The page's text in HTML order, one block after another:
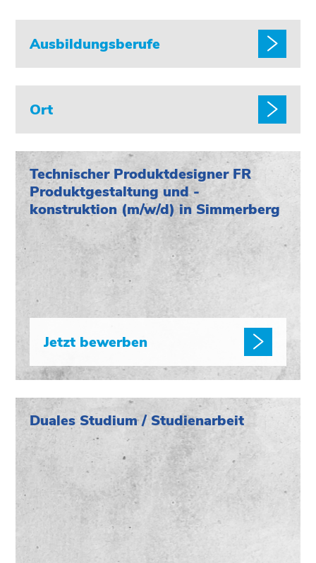
Ausbildungsberufe
Ort
Technischer Produktdesigner FR
Produktgestaltung und -
konstruktion (m/w/d) in Simmerberg
Jetzt bewerben
Duales Studium / Studienarbeit